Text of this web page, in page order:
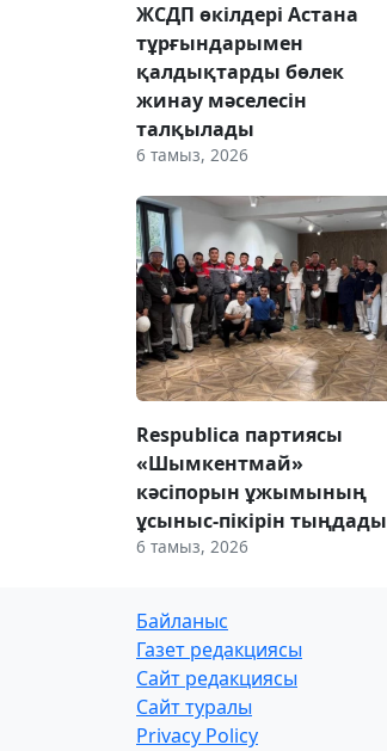
ЖСДП өкілдері Астана
тұрғындарымен
қалдықтарды бөлек
жинау мәселесін
талқылады
6 тамыз, 2026
Respublica партиясы
«Шымкентмай»
кәсіпорын ұжымының
ұсыныс-пікірін тыңдады
6 тамыз, 2026
Байланыс
Газет редакциясы
Сайт редакциясы
Сайт туралы
Privacy Policy